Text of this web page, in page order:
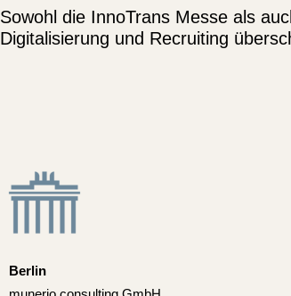
Sowohl die InnoTrans Messe als
Digitalisierung und Recruiting
Berlin